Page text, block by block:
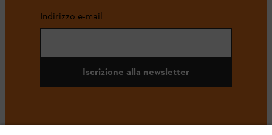
Indirizzo e-mail
Iscrizione alla newsletter